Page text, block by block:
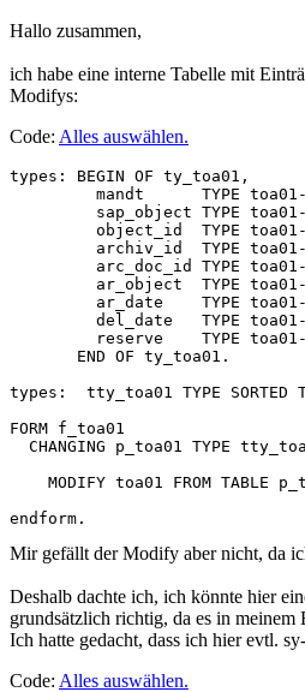
Hallo zusammen,
ich habe eine interne Tabelle mit
Modifys:
Code: Alles auswählen.
types: BEGIN OF ty_toa01,
mandt      TYPE
sap_object TYPE
object_id  TYPE
archiv_id  TYPE
arc_doc_id TYPE
ar_object  TYPE
ar_date    TYPE
del_date   TYPE
reserve    TYPE
       END OF ty_toa01.
types:  tty_toa01 TYPE SORTED
FORM f_toa01
CHANGING p_toa01 TYPE
MODIFY toa01 FROM TABLE
endform.
Mir gefällt der Modify aber nicht, da
Deshalb dachte ich, ich könnte hier
grundsätzlich richtig, da es in
Ich hatte gedacht, dass ich hier evtl.
Code: Alles auswählen.